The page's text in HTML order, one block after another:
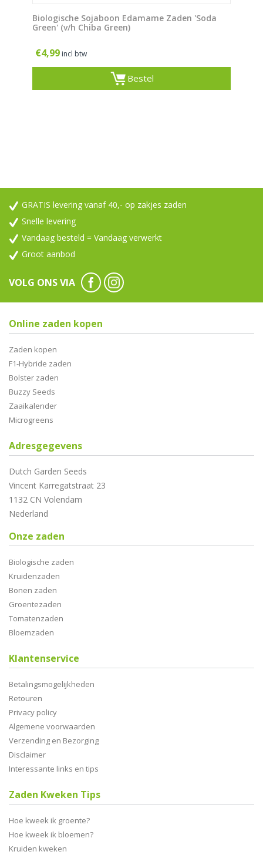
Biologische Sojaboon Edamame Zaden 'Soda
Green' (v/h Chiba Green)
€4,99 incl btw
Bestel
GRATIS levering vanaf 40,- op zakjes zaden
Snelle levering
Vandaag besteld = Vandaag verwerkt
Groot aanbod
VOLG ONS VIA
Online zaden kopen
Zaden kopen
F1-Hybride zaden
Bolster zaden
Buzzy Seeds
Zaaikalender
Microgreens
Adresgegevens
Dutch Garden Seeds
Vincent Karregatstraat 23
1132 CN Volendam
Nederland
Onze zaden
Biologische zaden
Kruidenzaden
Bonen zaden
Groentezaden
Tomatenzaden
Bloemzaden
Klantenservice
Betalingsmogelijkheden
Retouren
Privacy policy
Algemene voorwaarden
Verzending en Bezorging
Disclaimer
Interessante links en tips
Zaden Kweken Tips
Hoe kweek ik groente?
Hoe kweek ik bloemen?
Kruiden kweken